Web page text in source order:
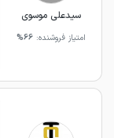
سیدعلی موسوی
امتیاز فروشنده:66%